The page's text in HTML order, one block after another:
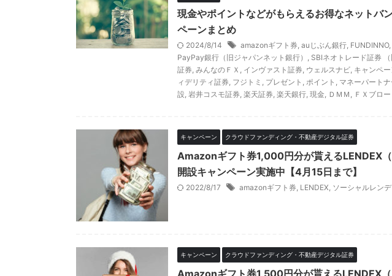
現金やポイントなどがもらえるお得なネットバ
ペーンまとめ
2024/8/14 amazonギフト券, auじぶん銀行, FUNDINNO,
PayPay銀行（旧ジャパンネット銀行） , SBIネオトレード証券
証券, みんなのＦＸ , インヴァスト証券, ウェルスナビ, キャンペー
ィデリティ証券, フジトミ , プレゼント , ポイント , マネーパート
設, 岩井コスモ証券, 楽天証券, 楽天銀行, 現金, ＤＭＭ , ＦＸブロ
キャンペーン クラウドファンディング・不動産デジタル証券
Amazonギフト券1,000円分が貰えるLENDEX
開設キャンペーン実施中【4月15日まで】
2022/8/17 amazonギフト券, LENDEX, ソーシャルレン
キャンペーン クラウドファンディング・不動産デジタル証券
Amazonギフト券1,500円分が貰えるLENDEX